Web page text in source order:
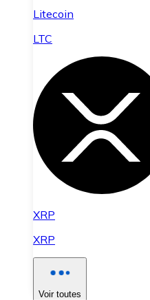
Litecoin
LTC
XRP
XRP
Voir toutes